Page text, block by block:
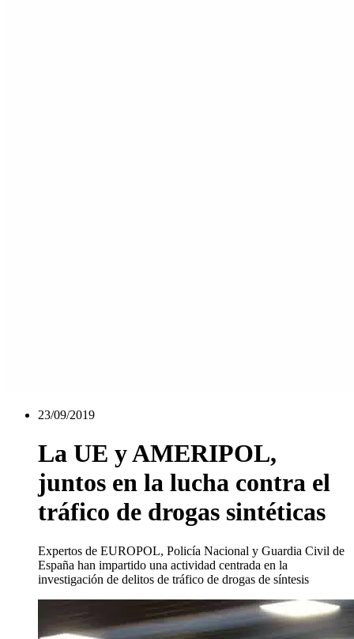
23/09/2019
La UE y AMERIPOL,
juntos en la lucha contra el
tráfico de drogas sintéticas
Expertos de EUROPOL, Policía Nacional y Guardia Civil de
España han impartido una actividad centrada en la
investigación de delitos de tráfico de drogas de síntesis